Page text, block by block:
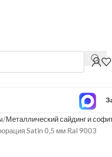
Металлический сайдинг и
Satin 0,5 мм Ral 9003